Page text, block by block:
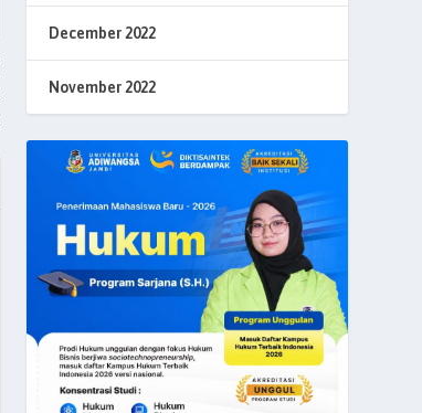
December 2022
November 2022